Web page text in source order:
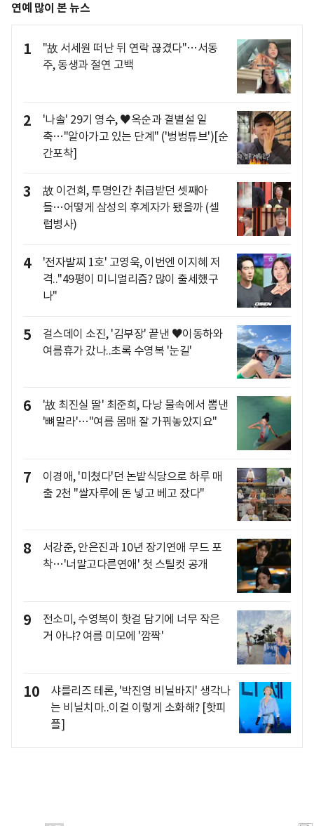
연예 많이 본 뉴스
1
"故 서세원 떠난 뒤 연락 끊겼다"…서동
주, 동생과 절연 고백
2
'나솔' 29기 영수, ♥옥순과 결별설 일
축…"알아가고 있는 단계" ('벙벙튜브')[순
간포착]
3
故 이건희, 투명인간 취급받던 셋째아
들…어떻게 삼성의 후계자가 됐을까 (셀
럽병사)
4
'전자발찌 1호' 고영욱, 이번엔 이지혜 저
격.."49평이 미니멀리즘? 많이 출세했구
나"
5
걸스데이 소진, '김부장' 끝낸 ♥이동하와
여름휴가 갔나..초록 수영복 '눈길'
6
'故 최진실 딸' 최준희, 다낭 물속에서 뽐낸
'뼈말라'…"여름 몸매 잘 가꿔놓았지요"
7
이경애, '미쳤다'던 논밭식당으로 하루 매
출 2천 "쌀자루에 돈 넣고 베고 잤다"
8
서강준, 안은진과 10년 장기연애 무드 포
착…'너말고다른연애' 첫 스틸컷 공개
9
전소미, 수영복이 핫걸 담기에 너무 작은
거 아냐? 여름 미모에 '깜짝'
10
샤를리즈 테론, '박진영 비닐바지' 생각나
는 비닐치마..이걸 이렇게 소화해? [핫피
플]